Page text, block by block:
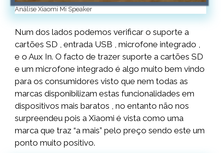
Análise Xiaomi Mi Speaker
Num dos lados podemos verificar o suporte a
cartões SD , entrada USB , microfone integrado ,
e o Aux In. O facto de trazer suporte a cartões SD
e um microfone integrado é algo muito bem vindo
para os consumidores visto que nem todas as
marcas disponibilizam estas funcionalidades em
dispositivos mais baratos , no entanto não nos
surpreendeu pois a Xiaomi é vista como uma
marca que traz “a mais” pelo preço sendo este um
ponto muito positivo.